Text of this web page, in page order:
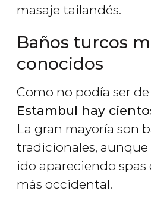
masaje tailandés.
Baños turcos
conocidos
Como no podía ser
Estambul hay
La gran mayoría son
tradicionales,
ido apareciendo
más occidental.